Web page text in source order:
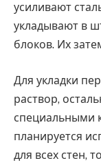
усиливают
укладывают в
блоков. Их
Для укладки
раствор,
специальными
планируется
для всех стен,